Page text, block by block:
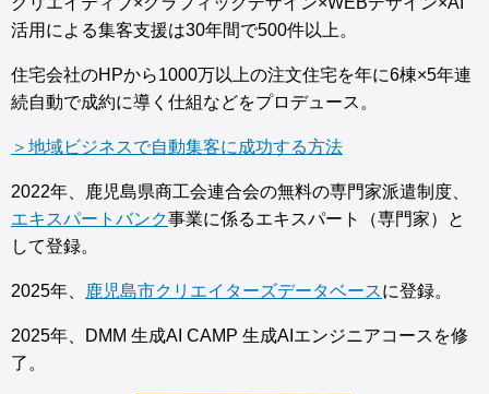
活用による集客支援は30年間で500件以上。
住宅会社のHPから1000万以上の注文住宅を年に6棟×5年連
続自動で成約に導く仕組などをプロデュース。
＞地域ビジネスで自動集客に成功する方法
2022年、鹿児島県商工会連合会の無料の専門家派遣制度、
エキスパートバンク事業に係るエキスパート（専門家）と
して登録。
2025年、 鹿児島市クリエイターズデータベースに登録。
2025年、DMM 生成AI CAMP 生成AIエンジニアコースを修
了。